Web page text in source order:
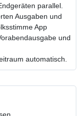
parallel.
Ausgaben und
App
und
automatisch.
und